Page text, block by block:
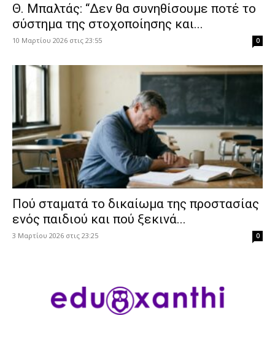
Θ. Μπαλτάς: “Δεν θα συνηθίσουμε ποτέ το
σύστημα της στοχοποίησης και...
10 Μαρτίου 2026 στις 23:55 0
Πού σταματά το δικαίωμα της προστασίας
ενός παιδιού και πού ξεκινά...
3 Μαρτίου 2026 στις 23:25 0